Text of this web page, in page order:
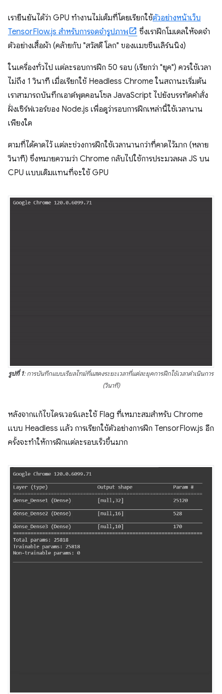
เรายืนยันได้ว่า GPU ทำงานไม่เต็มที่โดยเรียกใช้ตัวอย่างหน้าเว็บ
TensorFlow.js สำหรับการจดจำรูปภาพ
ซึ่งเราฝึกโมเดลให้จดจำ
ตัวอย่างเสื้อผ้า (คล้ายกับ "สวัสดี โลก" ของแมชชีนเลิร์นนิง)
ในเครื่องทั่วไป แต่ละรอบการฝึก 50 รอบ (เรียกว่า "ยุค") ควรใช้เวลา
ไม่ถึง 1 วินาที เมื่อเรียกใช้ Headless Chrome ในสถานะเริ่มต้น
เราสามารถบันทึกเอาต์พุตคอนโซล JavaScript ไปยังบรรทัดคำสั่ง
ฝั่งเซิร์ฟเวอร์ของ Node.js เพื่อดูว่ารอบการฝึกเหล่านี้ใช้เวลานาน
เพียงใด
ตามที่ได้คาดไว้ แต่ละช่วงการฝึกใช้เวลานานกว่าที่คาดไว้มาก (หลาย
วินาที) ซึ่งหมายความว่า Chrome กลับไปใช้การประมวลผล JS บน
CPU แบบเดิมแทนที่จะใช้ GPU
รูปที่ 1: การบันทึกแบบเรียลไทม์ที่แสดงระยะเวลาที่แต่ละยุคการฝึกใช้เวลาดำเนินการ
(วินาที)
หลังจากแก้ไขไดรเวอร์และใช้ Flag ที่เหมาะสมสําหรับ Chrome
แบบ Headless แล้ว การเรียกใช้ตัวอย่างการฝึก TensorFlow.js อีก
ครั้งจะทําให้การฝึกแต่ละรอบเร็วขึ้นมาก